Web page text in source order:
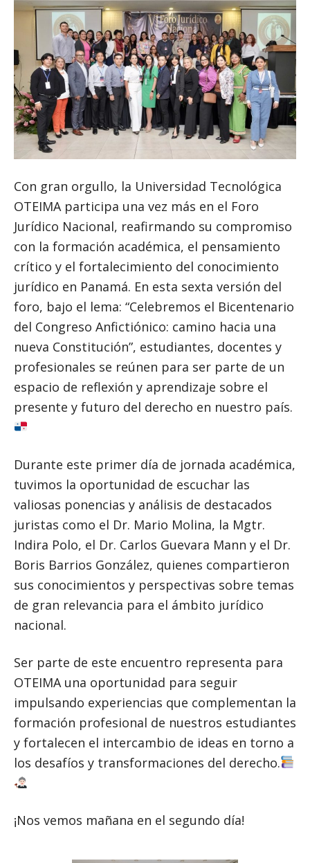
Con gran orgullo, la Universidad Tecnológica
OTEIMA participa una vez más en el Foro
Jurídico Nacional, reafirmando su compromiso
con la formación académica, el pensamiento
crítico y el fortalecimiento del conocimiento
jurídico en Panamá. En esta sexta versión del
foro, bajo el lema: “Celebremos el Bicentenario
del Congreso Anfictiónico: camino hacia una
nueva Constitución”, estudiantes, docentes y
profesionales se reúnen para ser parte de un
espacio de reflexión y aprendizaje sobre el
presente y futuro del derecho en nuestro país.
Durante este primer día de jornada académica,
tuvimos la oportunidad de escuchar las
valiosas ponencias y análisis de destacados
juristas como el Dr. Mario Molina, la Mgtr.
Indira Polo, el Dr. Carlos Guevara Mann y el Dr.
Boris Barrios González, quienes compartieron
sus conocimientos y perspectivas sobre temas
de gran relevancia para el ámbito jurídico
nacional.
Ser parte de este encuentro representa para
OTEIMA una oportunidad para seguir
impulsando experiencias que complementan la
formación profesional de nuestros estudiantes
y fortalecen el intercambio de ideas en torno a
los desafíos y transformaciones del derecho.
¡Nos vemos mañana en el segundo día!